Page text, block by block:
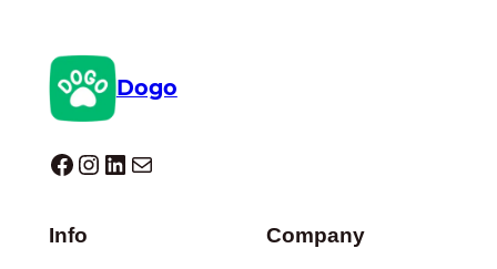
Dogo
Dogo facebook InstagramLinkedIn E-Mail
Info Company